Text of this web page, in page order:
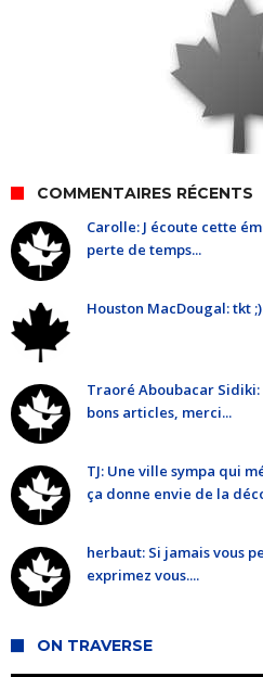
COMMENTAIRES RÉCENTS
Carolle: J écoute cette
perte de temps...
Houston MacDougal: tkt
Traoré Aboubacar
bons articles, merci...
TJ: Une ville sympa qui
ça donne envie de la
herbaut: Si jamais vous
exprimez vous....
ON TRAVERSE